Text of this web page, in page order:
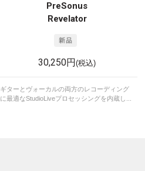
PreSonus
Revelator
30,250円(税込)
ギターとヴォーカルの両方のレコーディング
に最適なStudioLiveプロセッシングを内蔵し...